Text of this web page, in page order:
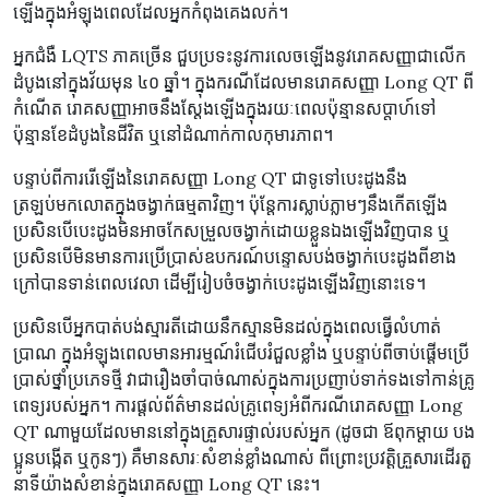
ឡើងក្នុងអំឡុងពេលដែលអ្នកកំពុងគេងលក់។
អ្នកជំងឺ LQTS ភាគច្រើន ជួបប្រទះនូវការលេចឡើងនូវរោគសញ្ញាជាលើក
ដំបូងនៅក្នុងវ័យមុន ៤០ ឆ្នាំ។ ក្នុងករណីដែលមានរោគសញ្ញា Long QT ពី
កំណើត រោគសញ្ញាអាចនឹងស្តែងឡើងក្នុងរយៈពេលប៉ុន្មានសប្តាហ៍ទៅ
ប៉ុន្មានខែដំបូងនៃជីវិត ឬនៅដំណាក់កាលកុមារភាព។
បន្ទាប់ពីការរើឡើងនៃរោគសញ្ញា Long QT ជាទូទៅបេះដូងនឹង
ត្រឡប់មកលោតក្នុងចង្វាក់ធម្មតាវិញ។ ប៉ុន្តែការស្លាប់ភ្លាមៗនឹងកើតឡើង
ប្រសិនបើបេះដូងមិនអាចកែសម្រួលចង្វាក់ដោយខ្លួនឯងឡើងវិញបាន ឬ
ប្រសិនបើមិនមានការប្រើប្រាស់ឧបករណ៍បន្ទោសបង់ចង្វាក់បេះដូងពីខាង
ក្រៅបានទាន់ពេលវេលា ដើម្បីរៀបចំចង្វាក់បេះដូងឡើងវិញនោះទេ។
ប្រសិនបើអ្នកបាត់បង់ស្មារតីដោយនឹកស្មានមិនដល់ក្នុងពេលធ្វើលំហាត់
ប្រាណ ក្នុងអំឡុងពេលមានអារម្មណ៍រំជើបរំជួលខ្លាំង ឬបន្ទាប់ពីចាប់ផ្តើមប្រើ
ប្រាស់ថ្នាំប្រភេទថ្មី វាជារឿងចាំបាច់ណាស់ក្នុងការប្រញាប់ទាក់ទងទៅកាន់គ្រូ
ពេទ្យរបស់អ្នក។ ការផ្តល់ព័ត៌មានដល់គ្រូពេទ្យអំពីករណីរោគសញ្ញា Long
QT ណាមួយដែលមាននៅក្នុងគ្រួសារផ្ទាល់របស់អ្នក (ដូចជា ឪពុកម្តាយ បង
ប្អូនបង្កើត ឬកូនៗ) គឺមានសារៈសំខាន់ខ្លាំងណាស់ ពីព្រោះប្រវត្តិគ្រួសារដើរតួ
នាទីយ៉ាងសំខាន់ក្នុងរោគសញ្ញា Long QT នេះ។